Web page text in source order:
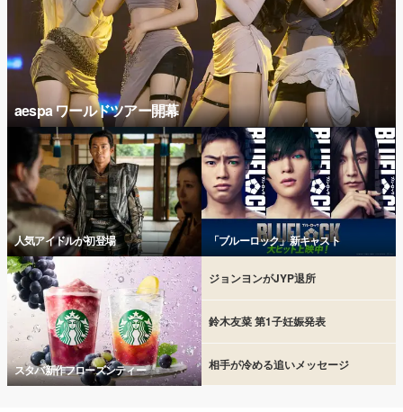
aespa ワールドツアー開幕
人気アイドルが初登場 「ブルーロック」新キャスト
スタバ新作フローズンティー
ジョンヨンがJYP退所
鈴木友菜 第1子妊娠発表
相手が冷める追いメッセージ